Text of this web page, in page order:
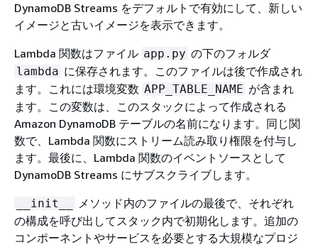
DynamoDB Streams をデフォルトで有効にして、新しい
イメージと古いイメージを表示できます。
Lambda 関数はファイル app.py の下のフォルダ
lambda に保存されます。このファイルは後で作成され
ます。これには環境変数 APP_TABLE_NAME が含まれ
ます。この変数は、このスタックによって作成される
Amazon DynamoDB テーブルの名前になります。同じ関
数で、Lambda 関数にストリーム読み取り権限を付与し
ます。最後に、Lambda 関数のイベントソースとして
DynamoDB Streams にサブスクライブします。
__init__
メソッド内のファイルの最後で、それぞれ
の構成を呼び出してスタック内で初期化します。追加の
コンポーネントやサービスを必要とする大規模なプロジ